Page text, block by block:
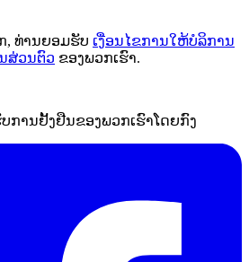
ທ່ານຍອມຮັບ ເງື່ອນໄຂການໃຫ້ບໍລິການ
ສ່ວນຕົວ ຂອງພວກເຮົາ.
ການຢັ້ງຢືນຂອງພວກເຮົາໂດຍກົງ